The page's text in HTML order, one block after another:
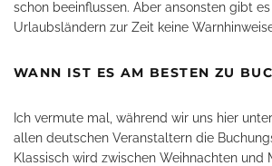
schon beeinflussen. Aber ansonsten gibt
Urlaubsländern zur Zeit keine
WANN IST ES AM BESTEN ZU
Ich vermute mal, während wir uns hier
allen deutschen Veranstaltern die
Klassisch wird zwischen Weihnachten und